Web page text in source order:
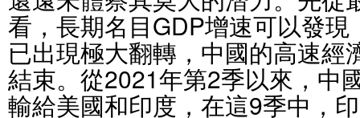
看，長期名目GDP增速可以發
已出現極大翻轉，中國的高速經
結束。從2021年第2季以來，中
輸給美國和印度，在這9季中，